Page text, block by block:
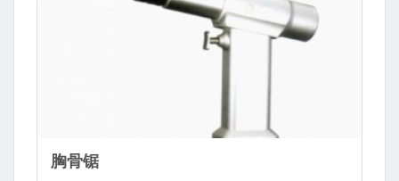
胸骨锯